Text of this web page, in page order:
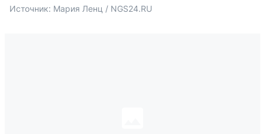
Источник: Мария Ленц / NGS24.RU